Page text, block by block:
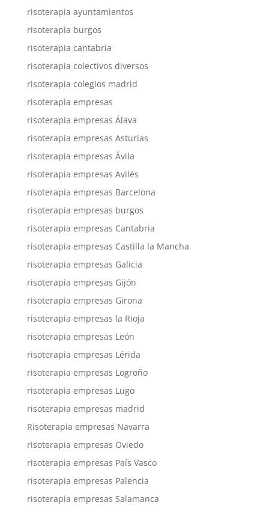
risoterapia ayuntamientos
risoterapia burgos
risoterapia cantabria
risoterapia colectivos diversos
risoterapia colegios madrid
risoterapia empresas
risoterapia empresas Álava
risoterapia empresas Asturias
risoterapia empresas Ávila
risoterapia empresas Avilés
risoterapia empresas Barcelona
risoterapia empresas burgos
risoterapia empresas Cantabria
risoterapia empresas Castilla la Mancha
risoterapia empresas Galicia
risoterapia empresas Gijón
risoterapia empresas Girona
risoterapia empresas la Rioja
risoterapia empresas León
risoterapia empresas Lérida
risoterapia empresas Logroño
risoterapia empresas Lugo
risoterapia empresas madrid
Risoterapia empresas Navarra
risoterapia empresas Oviedo
risoterapia empresas País Vasco
risoterapia empresas Palencia
risoterapia empresas Salamanca